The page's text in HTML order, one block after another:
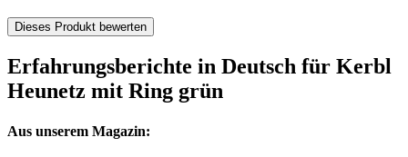
Dieses Produkt bewerten
Erfahrungsberichte in Deutsch für Kerbl
Heunetz mit Ring grün
Aus unserem Magazin: